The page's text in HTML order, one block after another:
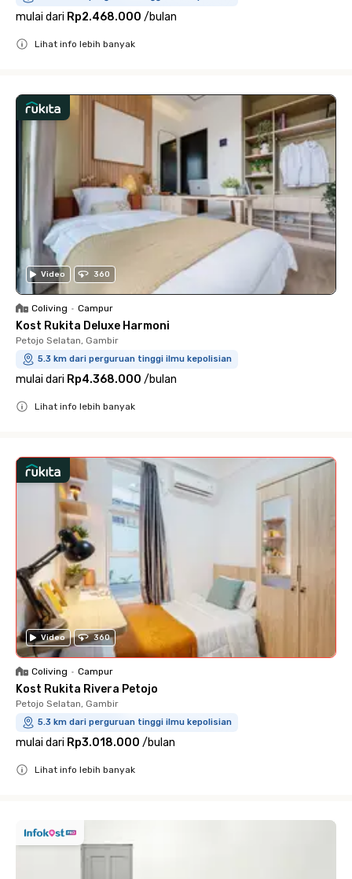
mulai dari Rp2.468.000 /bulan
Lihat info lebih banyak
Video 360
Coliving • Campur
Kost Rukita Deluxe Harmoni
Petojo Selatan, Gambir
5.3 km dari perguruan tinggi ilmu kepolisian
mulai dari Rp4.368.000 /bulan
Lihat info lebih banyak
Video 360
Coliving • Campur
Kost Rukita Rivera Petojo
Petojo Selatan, Gambir
5.3 km dari perguruan tinggi ilmu kepolisian
mulai dari Rp3.018.000 /bulan
Lihat info lebih banyak